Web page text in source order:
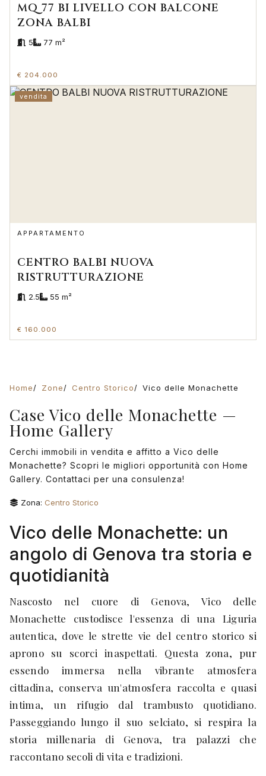
MQ 77 BI LIVELLO CON BALCONE
ZONA BALBI
5 77 m²
€ 204.000
vendita
APPARTAMENTO
CENTRO BALBI NUOVA
RISTRUTTURAZIONE
2.5 55 m²
€ 160.000
Home Zone Centro Storico Vico delle Monachette
Case Vico delle Monachette —
Home Gallery
Cerchi immobili in vendita e affitto a Vico delle
Monachette? Scopri le migliori opportunità con Home
Gallery. Contattaci per una consulenza!
Zona: Centro Storico
Vico delle Monachette: un
angolo di Genova tra storia e
quotidianità
Nascosto nel cuore di Genova, Vico delle
Monachette custodisce l'essenza di una Liguria
autentica, dove le strette vie del centro storico si
aprono su scorci inaspettati. Questa zona, pur
essendo immersa nella vibrante atmosfera
cittadina, conserva un'atmosfera raccolta e quasi
intima, un rifugio dal trambusto quotidiano.
Passeggiando lungo il suo selciato, si respira la
storia millenaria di Genova, tra palazzi che
raccontano secoli di vita e tradizioni.